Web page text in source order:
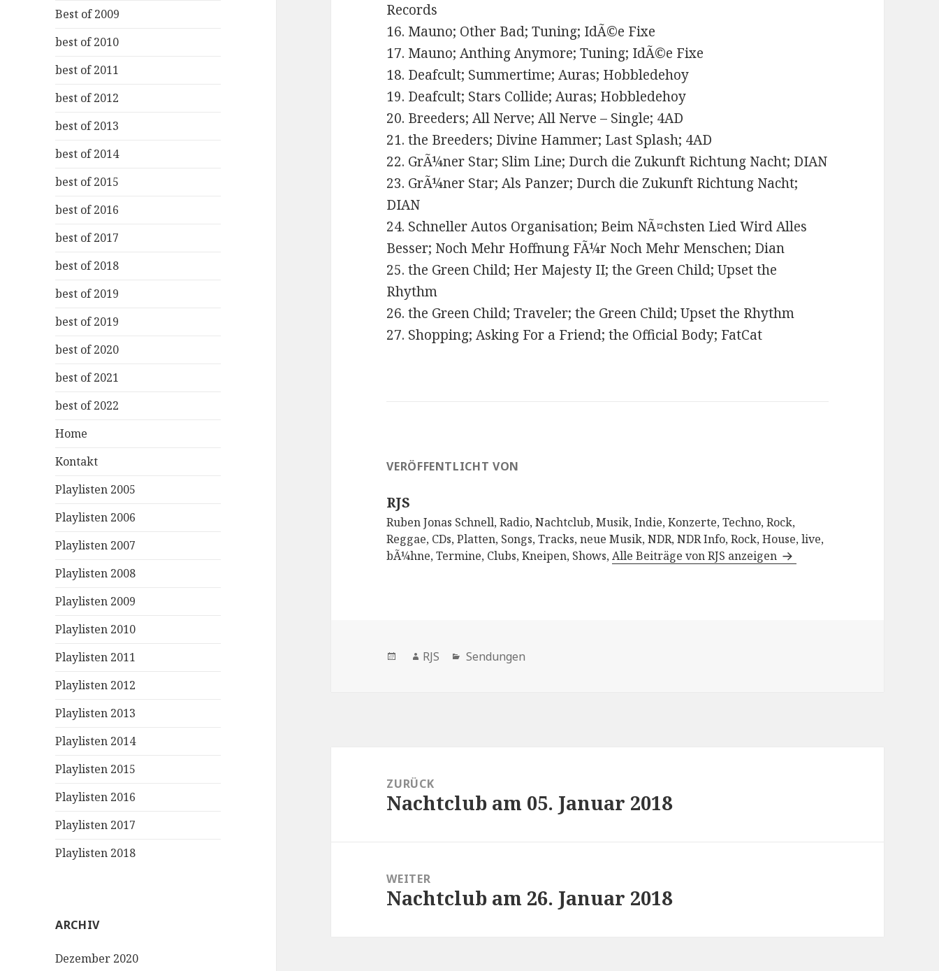
Best of 2009
best of 2010
best of 2011
best of 2012
best of 2013
best of 2014
best of 2015
best of 2016
best of 2017
best of 2018
best of 2019
best of 2019
best of 2020
best of 2021
best of 2022
Home
Kontakt
Playlisten 2005
Playlisten 2006
Playlisten 2007
Playlisten 2008
Playlisten 2009
Playlisten 2010
Playlisten 2011
Playlisten 2012
Playlisten 2013
Playlisten 2014
Playlisten 2015
Playlisten 2016
Playlisten 2017
Playlisten 2018
ARCHIV
Dezember 2020
Records
16. Mauno; Other Bad; Tuning; IdÃ©e Fixe
17. Mauno; Anthing Anymore; Tuning; IdÃ©e Fixe
18. Deafcult; Summertime; Auras; Hobbledehoy
19. Deafcult; Stars Collide; Auras; Hobbledehoy
20. Breeders; All Nerve; All Nerve – Single; 4AD
21. the Breeders; Divine Hammer; Last Splash; 4AD
22. GrÃ¼ner Star; Slim Line; Durch die Zukunft Richtung Nacht; DIAN
23. GrÃ¼ner Star; Als Panzer; Durch die Zukunft Richtung Nacht;
DIAN
24. Schneller Autos Organisation; Beim NÃ¤chsten Lied Wird Alles
Besser; Noch Mehr Hoffnung FÃ¼r Noch Mehr Menschen; Dian
25. the Green Child; Her Majesty II; the Green Child; Upset the
Rhythm
26. the Green Child; Traveler; the Green Child; Upset the Rhythm
27. Shopping; Asking For a Friend; the Official Body; FatCat
VERÖFFENTLICHT VON
RJS
Ruben Jonas Schnell, Radio, Nachtclub, Musik, Indie, Konzerte, Techno, Rock,
Reggae, CDs, Platten, Songs, Tracks, neue Musik, NDR, NDR Info, Rock, House, live,
bÃ¼hne, Termine, Clubs, Kneipen, Shows,Alle Beiträge von RJS anzeigen
Veröffentlicht
Autor
RJS Kategorien
Sendungen
ZURÜCK
Vorheriger
Nachtclub am 05. Januar 2018
WEITER
Nächster
Nachtclub am 26. Januar 2018